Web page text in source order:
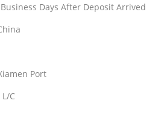
Days After Deposit Arrived
Port
C